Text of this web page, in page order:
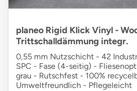
planeo Rigid Klick Vinyl -
Trittschalldämmung integr.
0,55 mm Nutzschicht - 42
SPC - Fase (4-seitig) -
grau - Rutschfest - 100%
Umweltfreundlich - Pflegeleicht